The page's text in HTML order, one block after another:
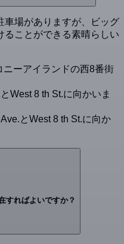
車場がありますが、ビッグ
ることができる素晴らしい
ニーアイランドの西8番街
West 8 th St.に向かいま
とWest 8 th St.に向か
すればよいですか？